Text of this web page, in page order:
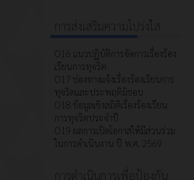
การส่งเสริมความโปร่งใส
O16 แนวปฏิบัติการจัดการเรื่องร้อง
เรียนการทุจริต
O17 ช่องทางแจ้งเรื่องร้องเรียนการ
ทุจริตและประพฤติมิชอบ
O18 ข้อมูลเชิงสถิติเรื่องร้องเรียน
การทุจริตประจำปี
O19 ผลการเปิดโอกาสให้มีส่วนร่วม
ในการดำเนินงาน ปี พ.ศ. 2569
การดำเนินการเพื่อป้องกัน